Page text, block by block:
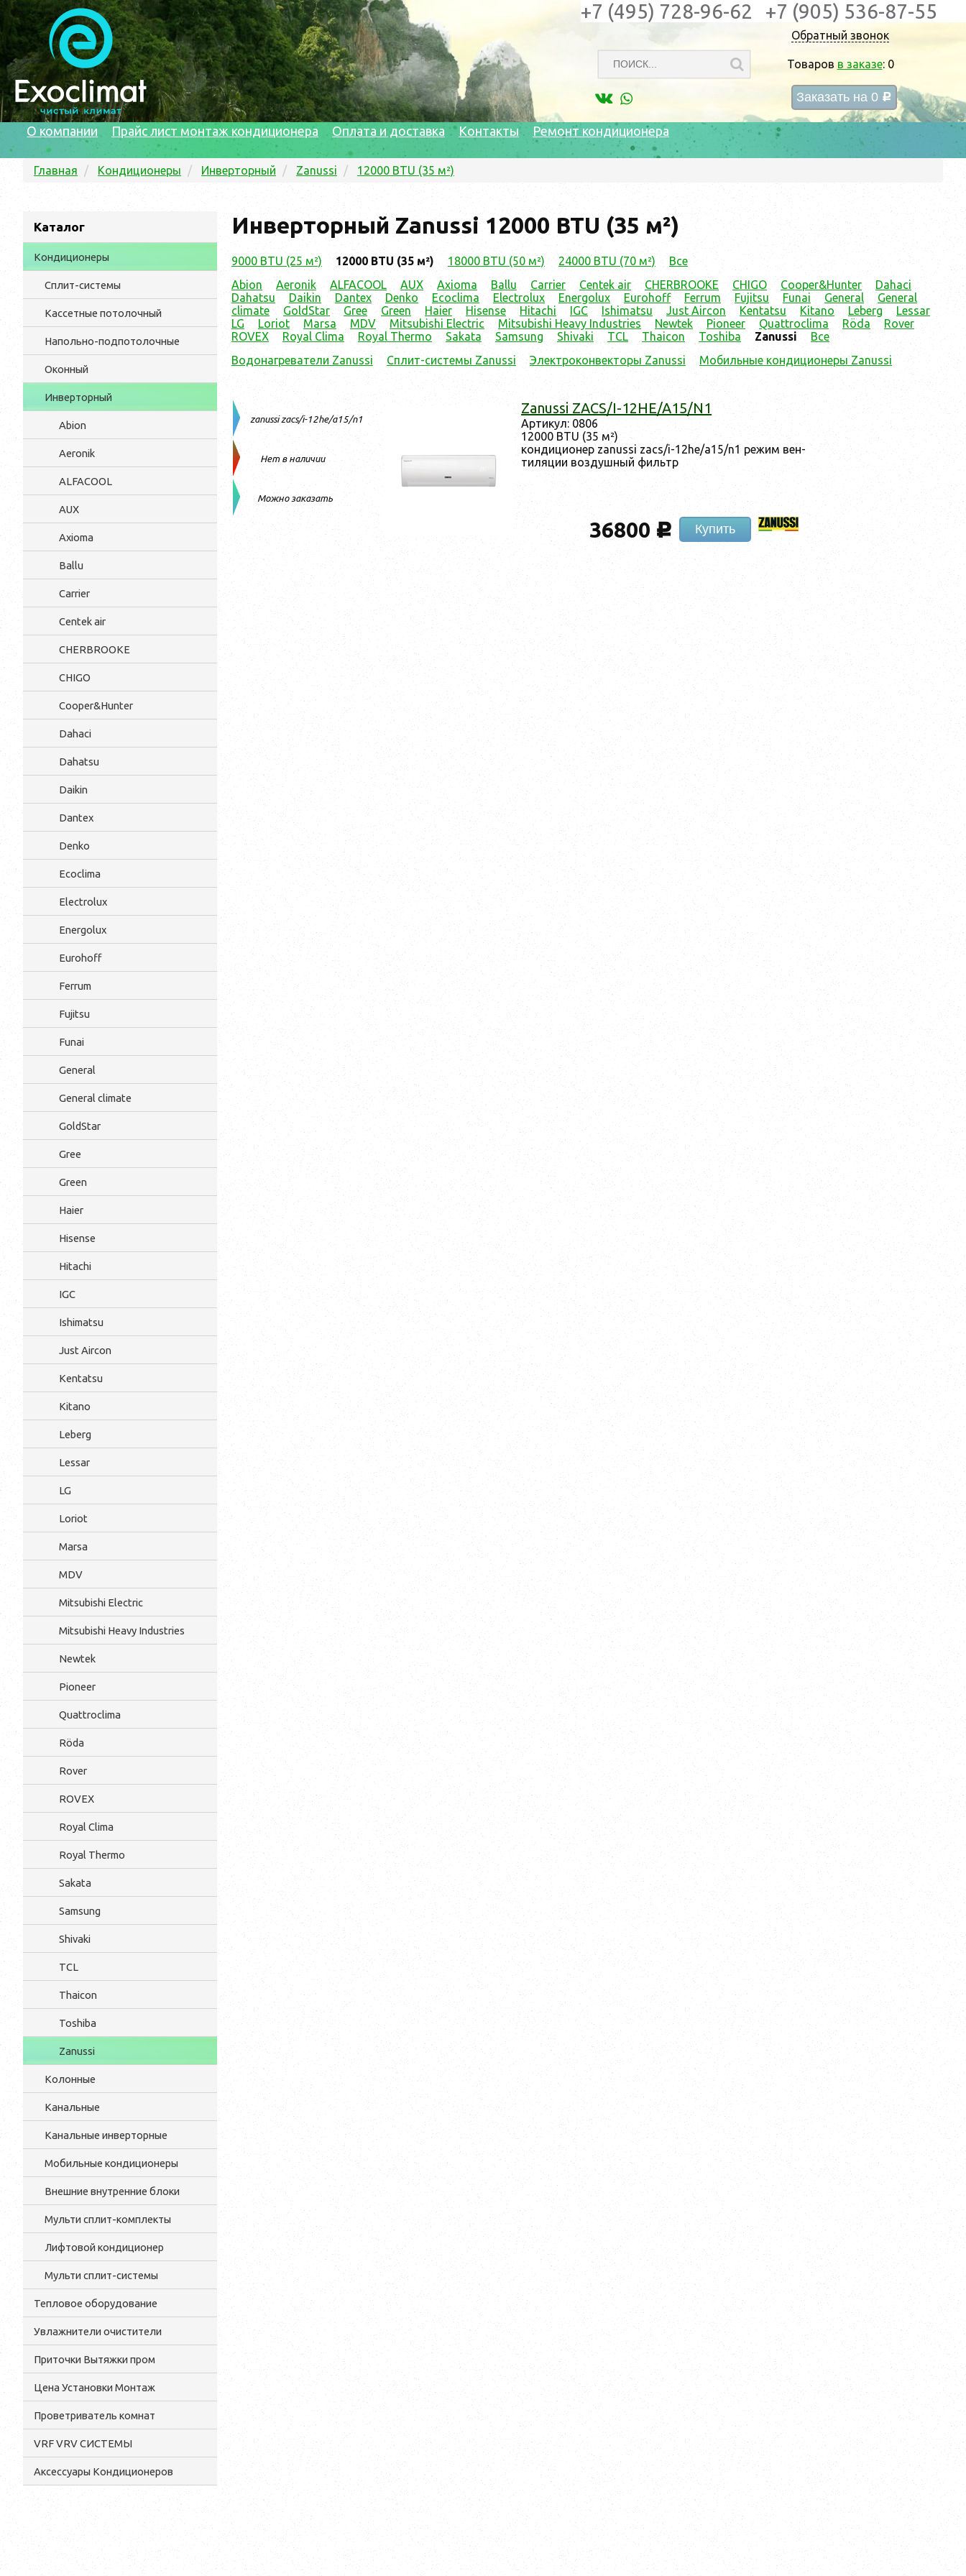
Обратный звонок
Товаров в заказе: 0
Заказать на 0 c
+7 (495) 728-96-62 +7 (905) 536-87-55
О компании Прайс лист монтаж кондиционера Оплата и доставка Контакты Ремонт кондиционера
Главная Кондиционеры Инверторный Zanussi 12000 BTU (35 м²)
Каталог
Кондиционеры
Сплит-системы
Кассетные потолочный
Напольно-подпотолочные
Оконный
Инверторный
Abion
Aeronik
ALFACOOL
AUX
Axioma
Ballu
Carrier
Centek air
CHERBROOKE
CHIGO
Cooper&Hunter
Dahaci
Dahatsu
Daikin
Dantex
Denko
Ecoclima
Electrolux
Energolux
Eurohoff
Ferrum
Fujitsu
Funai
General
General climate
GoldStar
Gree
Green
Haier
Hisense
Hitachi
IGC
Ishimatsu
Just Aircon
Kentatsu
Kitano
Leberg
Lessar
LG
Loriot
Marsa
MDV
Mitsubishi Electric
Mitsubishi Heavy Industries
Newtek
Pioneer
Quattroclima
Röda
Rover
ROVEX
Royal Clima
Royal Thermo
Sakata
Samsung
Shivaki
TCL
Thaicon
Toshiba
Zanussi
Колонные
Канальные
Канальные инверторные
Мобильные кондиционеры
Внешние внутренние блоки
Мульти cплит-комплекты
Лифтовой кондиционер
Мульти сплит-системы
Тепловое оборудование
Увлажнители очистители
Приточки Вытяжки пром
Цена Установки Монтаж
Проветриватель комнат
VRF VRV СИСТЕМЫ
Аксессуары Кондиционеров
Инверторный Zanussi 12000 BTU (35 м²)
9000 BTU (25 м²) 12000 BTU (35 м²) 18000 BTU (50 м²) 24000 BTU (70 м²)
Все
Abion
Aeronik ALFACOOL AUX Axioma Ballu Carrier Centek air CHERBROOKE CHIGO Cooper&Hunter
Dahaci
Dahatsu
Daikin Dantex Denko Ecoclima Electrolux Energolux Eurohoff Ferrum Fujitsu Funai General
General
climate
GoldStar Gree Green Haier Hisense Hitachi IGC Ishimatsu Just Aircon Kentatsu Kitano Leberg
Lessar
LG
Loriot Marsa MDV Mitsubishi Electric Mitsubishi Heavy Industries Newtek Pioneer Quattroclima Röda
Rover
ROVEX
Royal Clima Royal Thermo Sakata Samsung Shivaki TCL Thaicon Toshiba Zanussi
Все
Водонагреватели Zanussi
Сплит-системы Zanussi Электроконвекторы Zanussi Мобильные кондиционеры Zanussi
zanussi zacs/i-12he/a15/n1
Нет в наличии
Можно заказать
Zanussi ZACS/I-12HE/A15/N1
Ар­ти­кул: 0806
12000 BTU (35 м²)
кон­ди­ци­онер zanussi zacs/i-12he/a15/n1 ре­жим вен­
ти­ляции воз­душный филь­тр
36800 c Купить